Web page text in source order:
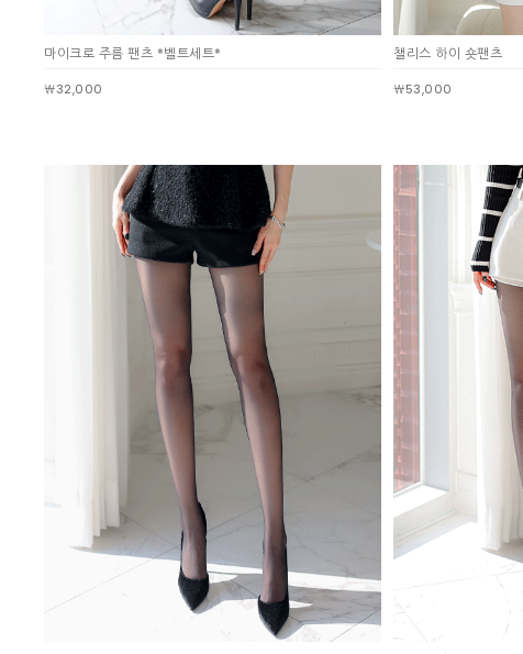
마이크로 주름 팬츠 *벨트세트*
￦32,000
챌리스 하이 숏팬츠
￦53,000